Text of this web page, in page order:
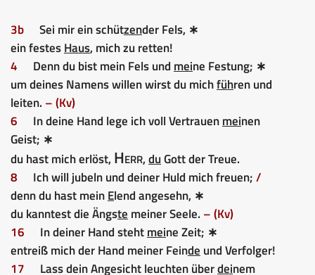
3b Sei mir ein schützender Fels, ∗
ein festesHaus, mich zu retten!
4
Denn du bist mein Fels und meine Festung; ∗
um deines Namens willen wirst du michführen und
leiten. – (Kv)
6
In deine Hand lege ich voll Vertrauenmeinen
Geist; ∗
du hast mich erlöst, Herr,duGott der Treue.
8
Ich will jubeln und deiner Huld mich freuen;/
denn du hast meinElend angesehn, ∗
du kanntest die Ängste meiner Seele. – (Kv)
16
In deiner Hand stehtmeine Zeit; ∗
entreiß mich der Hand meiner Feinde und Verfolger!
17
Lass dein Angesicht leuchten überdeinem